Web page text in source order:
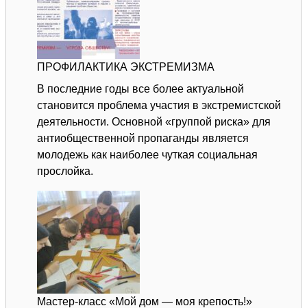
ПРОФИЛАКТИКА ЭКСТРЕМИЗМА
В последние годы все более актуальной
становится проблема участия в экстремистской
деятельности. Основной «группой риска» для
антиобщественной пропаганды является
молодежь как наиболее чуткая социальная
прослойка.
Мастер-класс «Мой дом — моя крепость!»